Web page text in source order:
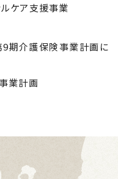
ケア支援事業
9期介護保険事業計画に
業計画